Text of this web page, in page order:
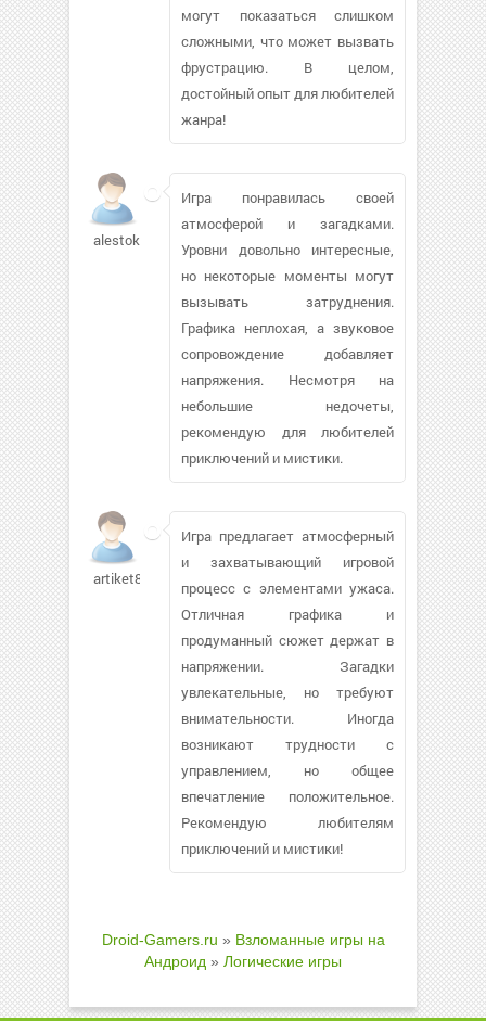
могут показаться слишком
сложными, что может вызвать
фрустрацию. В целом,
достойный опыт для любителей
жанра!
alestok
Игра понравилась своей
атмосферой и загадками.
Уровни довольно интересные,
но некоторые моменты могут
вызывать затруднения.
Графика неплохая, а звуковое
сопровождение добавляет
напряжения. Несмотря на
небольшие недочеты,
рекомендую для любителей
приключений и мистики.
artiket864
Игра предлагает атмосферный
и захватывающий игровой
процесс с элементами ужаса.
Отличная графика и
продуманный сюжет держат в
напряжении. Загадки
увлекательные, но требуют
внимательности. Иногда
возникают трудности с
управлением, но общее
впечатление положительное.
Рекомендую любителям
приключений и мистики!
Droid-Gamers.ru » Взломанные игры на
Андроид » Логические игры